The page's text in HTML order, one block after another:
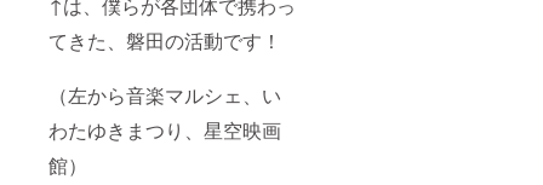
てきた、磐田の活動です！
（左から音楽マルシェ、い
わたゆきまつり、星空映画
館）